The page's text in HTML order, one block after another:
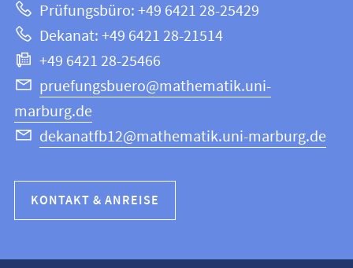
Website
und
Informatik
Prüfungsbüro: +49 6421 28-25429
Dekanat: +49 6421 28-21514
+49 6421 28-25466
pruefungsbuero@mathematik.uni-
marburg.de
dekanatfb12@mathematik.uni-marburg.de
KONTAKT & ANREISE